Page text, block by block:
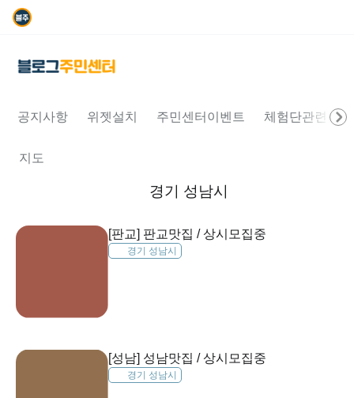
공지사항 위젯설치 주민센터이벤트 체험단관련문의
지도
경기 성남시
[판교] 판교맛집 / 상시모집중
경기 성남시
[성남] 성남맛집 / 상시모집중
경기 성남시